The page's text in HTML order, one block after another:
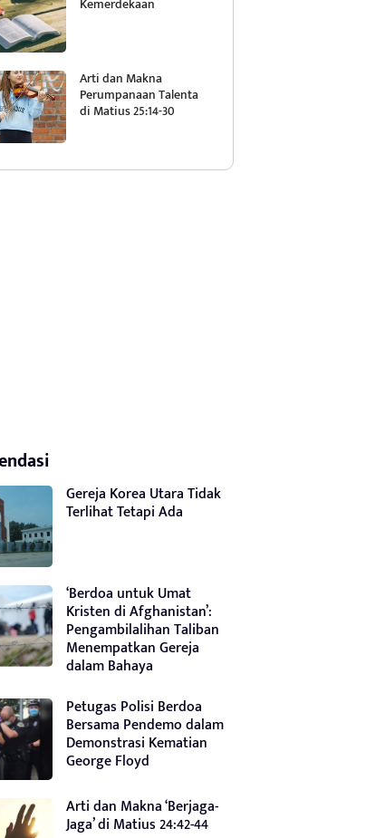
Arti dan Makna
Perumpanaan Talenta
di Matius 25:14-30
Gereja Korea Utara Tidak
Terlihat Tetapi Ada
‘Berdoa untuk Umat
Kristen di Afghanistan’:
Pengambilalihan Taliban
Menempatkan Gereja
dalam Bahaya
Petugas Polisi Berdoa
Bersama Pendemo dalam
Demonstrasi Kematian
George Floyd
Arti dan Makna ‘Berjaga-
Jaga’ di Matius 24:42-44